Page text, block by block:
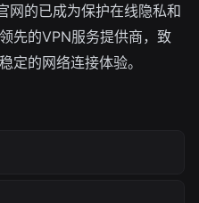
网的已成为保护在线隐私和
先的VPN服务提供商，致
定的网络连接体验。